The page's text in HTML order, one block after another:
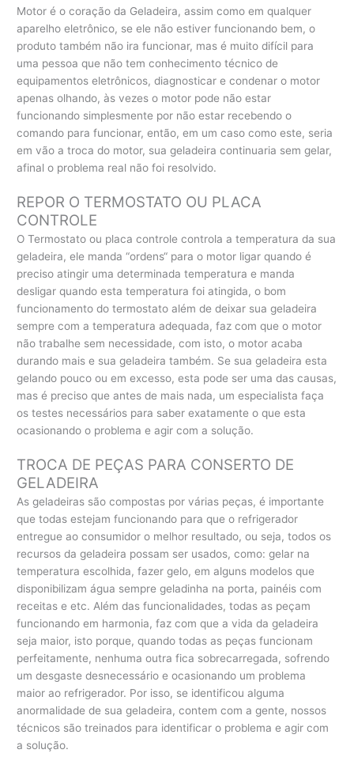
Motor é o coração da Geladeira, assim como em qualquer
aparelho eletrônico, se ele não estiver funcionando bem, o
produto também não ira funcionar, mas é muito difícil para
uma pessoa que não tem conhecimento técnico de
equipamentos eletrônicos, diagnosticar e condenar o motor
apenas olhando, às vezes o motor pode não estar
funcionando simplesmente por não estar recebendo o
comando para funcionar, então, em um caso como este, seria
em vão a troca do motor, sua geladeira continuaria sem gelar,
afinal o problema real não foi resolvido.
REPOR O TERMOSTATO OU PLACA
CONTROLE
O Termostato ou placa controle controla a temperatura da sua
geladeira, ele manda “ordens“ para o motor ligar quando é
preciso atingir uma determinada temperatura e manda
desligar quando esta temperatura foi atingida, o bom
funcionamento do termostato além de deixar sua geladeira
sempre com a temperatura adequada, faz com que o motor
não trabalhe sem necessidade, com isto, o motor acaba
durando mais e sua geladeira também. Se sua geladeira esta
gelando pouco ou em excesso, esta pode ser uma das causas,
mas é preciso que antes de mais nada, um especialista faça
os testes necessários para saber exatamente o que esta
ocasionando o problema e agir com a solução.
TROCA DE PEÇAS PARA CONSERTO DE
GELADEIRA
As geladeiras são compostas por várias peças, é importante
que todas estejam funcionando para que o refrigerador
entregue ao consumidor o melhor resultado, ou seja, todos os
recursos da geladeira possam ser usados, como: gelar na
temperatura escolhida, fazer gelo, em alguns modelos que
disponibilizam água sempre geladinha na porta, painéis com
receitas e etc. Além das funcionalidades, todas as peçam
funcionando em harmonia, faz com que a vida da geladeira
seja maior, isto porque, quando todas as peças funcionam
perfeitamente, nenhuma outra fica sobrecarregada, sofrendo
um desgaste desnecessário e ocasionando um problema
maior ao refrigerador. Por isso, se identificou alguma
anormalidade de sua geladeira, contem com a gente, nossos
técnicos são treinados para identificar o problema e agir com
a solução.